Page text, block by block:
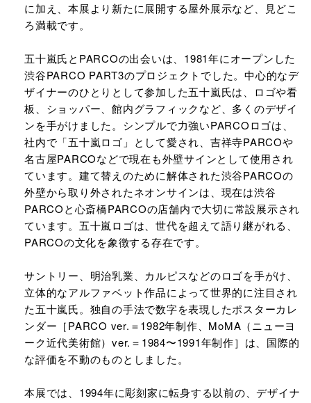
に加え、本展より新たに展開する屋外展示など、見どこ
ろ満載です。
五十嵐氏とPARCOの出会いは、1981年にオープンした
渋谷PARCO PART3のプロジェクトでした。中心的なデ
ザイナーのひとりとして参加した五十嵐氏は、ロゴや看
板、ショッパー、館内グラフィックなど、多くのデザイ
ンを手がけました。シンプルで力強いPARCOロゴは、
社内で「五十嵐ロゴ」として愛され、吉祥寺PARCOや
名古屋PARCOなどで現在も外壁サインとして使用され
ています。建て替えのために解体された渋谷PARCOの
外壁から取り外されたネオンサインは、現在は渋谷
PARCOと心斎橋PARCOの店舗内で大切に常設展示され
ています。五十嵐ロゴは、世代を超えて語り継がれる、
PARCOの文化を象徴する存在です。
サントリー、明治乳業、カルピスなどのロゴを手がけ、
立体的なアルファベット作品によって世界的に注目され
た五十嵐氏。独自の手法で数字を表現したポスターカレ
ンダー［PARCO ver.＝1982年制作、MoMA（ニューヨ
ーク近代美術館）ver.＝1984〜1991年制作］は、国際的
な評価を不動のものとしました。
本展では、1994年に彫刻家に転身する以前の、デザイナ